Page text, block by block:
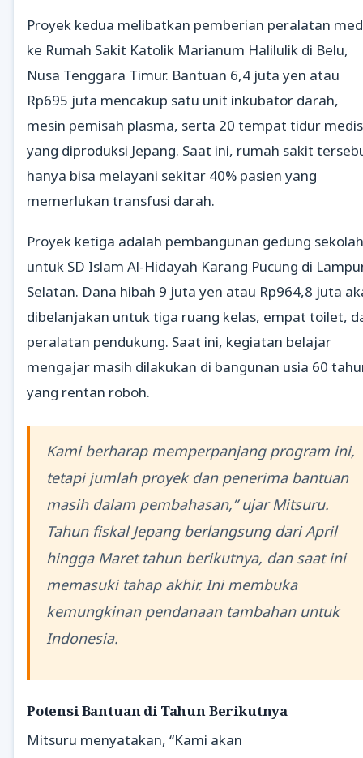
Proyek kedua melibatkan pemberian peralatan
ke Rumah Sakit Katolik Marianum Halilulik di Belu,
Nusa Tenggara Timur. Bantuan 6,4 juta yen atau
Rp695 juta mencakup satu unit inkubator darah,
mesin pemisah plasma, serta 20 tempat tidur medis
yang diproduksi Jepang. Saat ini, rumah sakit
hanya bisa melayani sekitar 40% pasien yang
memerlukan transfusi darah.
Proyek ketiga adalah pembangunan gedung sekolah
untuk SD Islam Al-Hidayah Karang Pucung di
Selatan. Dana hibah 9 juta yen atau Rp964,8 juta
dibelanjakan untuk tiga ruang kelas, empat toilet,
peralatan pendukung. Saat ini, kegiatan belajar
mengajar masih dilakukan di bangunan usia 60
yang rentan roboh.
Kami berharap memperpanjang program ini,
tetapi jumlah proyek dan penerima bantuan
masih dalam pembahasan,” ujar Mitsuru.
Tahun fiskal Jepang berlangsung dari April
hingga Maret tahun berikutnya, dan saat ini
memasuki tahap akhir. Ini membuka
kemungkinan pendanaan tambahan untuk
Indonesia.
Potensi Bantuan di Tahun Berikutnya
Mitsuru menyatakan, “Kami akan